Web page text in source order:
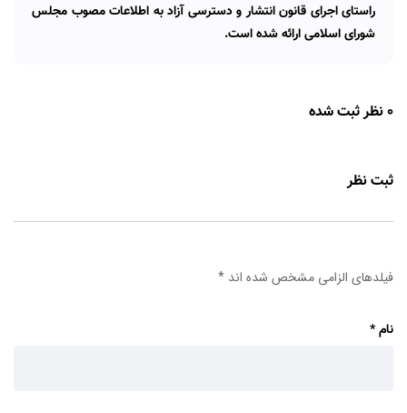
راستای اجرای قانون انتشار و دسترسی آزاد به اطلاعات مصوب مجلس
شورای اسلامی ارائه شده است.
0 نظر ثبت شده
ثبت نظر
فیلدهای الزامی مشخص شده اند *
نام*